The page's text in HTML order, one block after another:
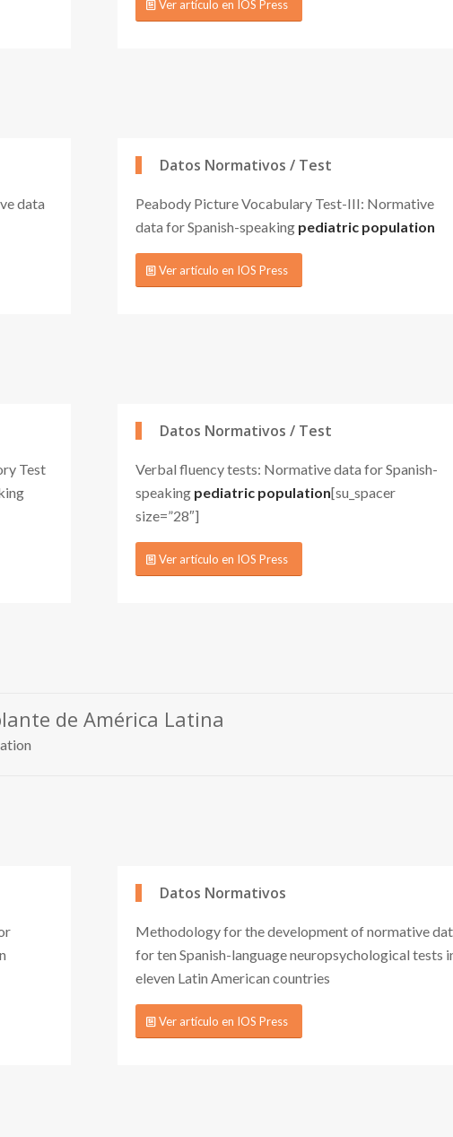
Ver artículo en IOS Press
data
Datos Normativos / Test
Peabody Picture Vocabulary Test-III: Normative
data for Spanish-speaking pediatric population
Ver artículo en IOS Press
Test
Datos Normativos / Test
Verbal fluency tests: Normative data for Spanish-
speaking pediatric population[su_spacer
size=”28″]
Ver artículo en IOS Press
de América Latina
Datos Normativos
Methodology for the development of normative
for ten Spanish-language neuropsychological tests
eleven Latin American countries
Ver artículo en IOS Press